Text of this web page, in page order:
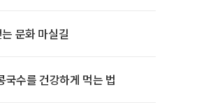
문화 마실길
국수를 건강하게 먹는 법